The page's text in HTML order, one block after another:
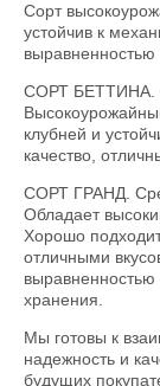
Сорт
устойчив к
выравненностью
СОРТ БЕТТИНА.
клубней и
качество,
СОРТ ГРАНД.
Обладает
Хорошо
отличными
выравненностью
хранения.
Мы готовы к
надежность и
будущих